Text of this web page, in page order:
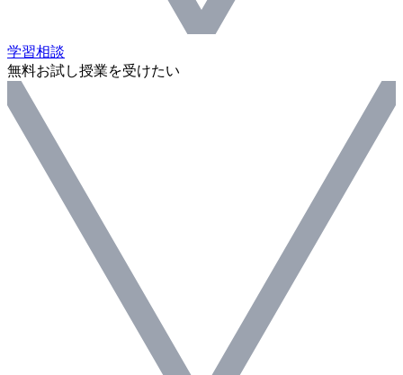
学習相談
無料お試し授業を受けたい